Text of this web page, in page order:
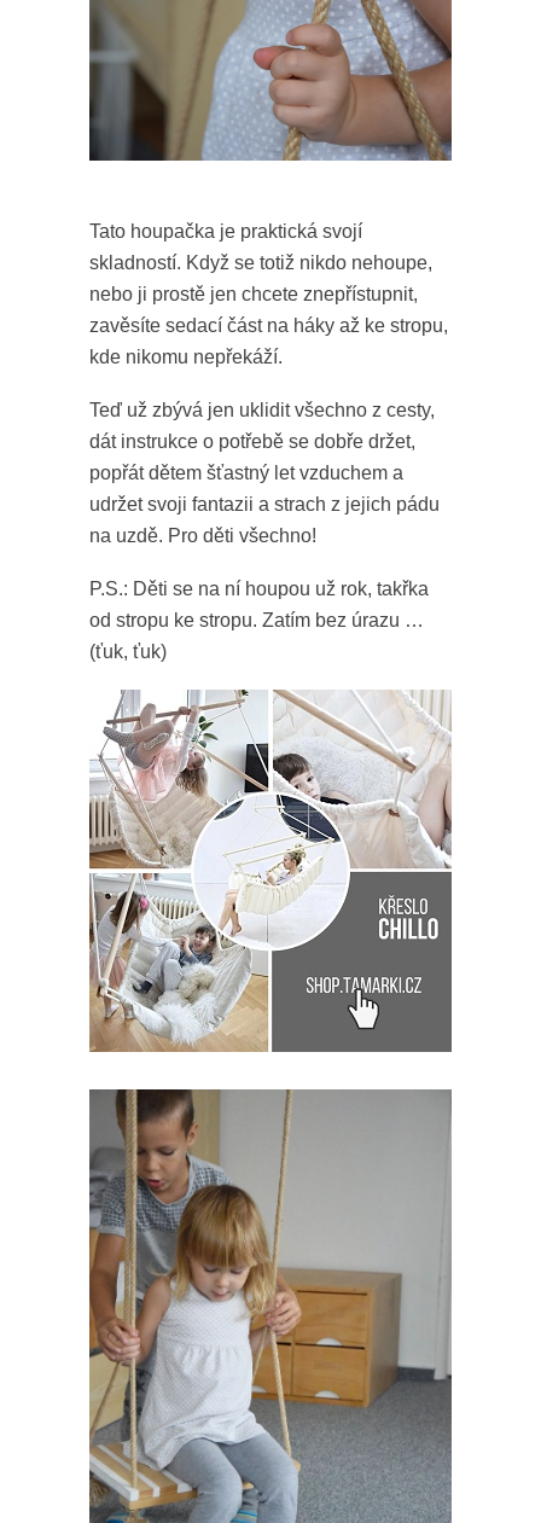
Tato houpačka je praktická svojí
skladností. Když se totiž nikdo nehoupe,
nebo ji prostě jen chcete znepřístupnit,
zavěsíte sedací část na háky až ke stropu,
kde nikomu nepřekáží.
Teď už zbývá jen uklidit všechno z cesty,
dát instrukce o potřebě se dobře držet,
popřát dětem šťastný let vzduchem a
udržet svoji fantazii a strach z jejich pádu
na uzdě. Pro děti všechno!
P.S.: Děti se na ní houpou už rok, takřka
od stropu ke stropu. Zatím bez úrazu …
(ťuk, ťuk)